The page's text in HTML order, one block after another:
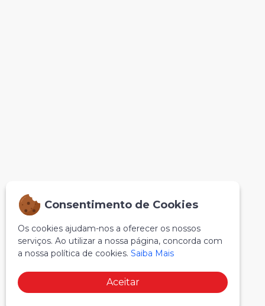
Consentimento de Cookies
Os cookies ajudam-nos a oferecer os nossos
serviços. Ao utilizar a nossa página, concorda com
a nossa política de cookies. Saiba Mais
Aceitar